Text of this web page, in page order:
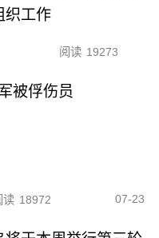
织工作
阅读 19273
被俘伤员
读 18972 07-23